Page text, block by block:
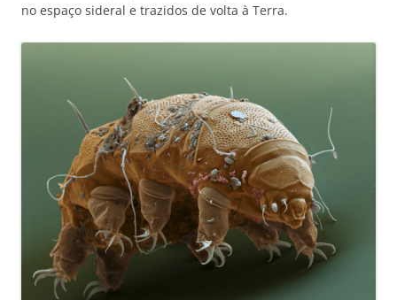
no espaço sideral e trazidos de volta à Terra.